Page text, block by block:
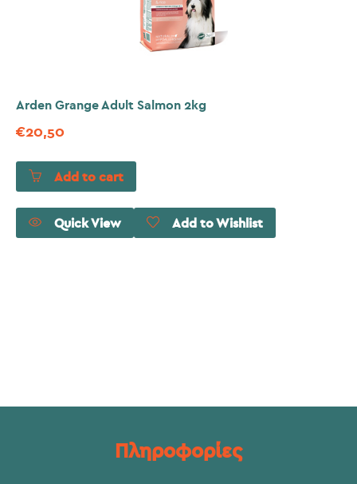
Arden Grange Adult Salmon 2kg
€20,50
Add to cart
Quick View Add to Wishlist
Πληροφορίες